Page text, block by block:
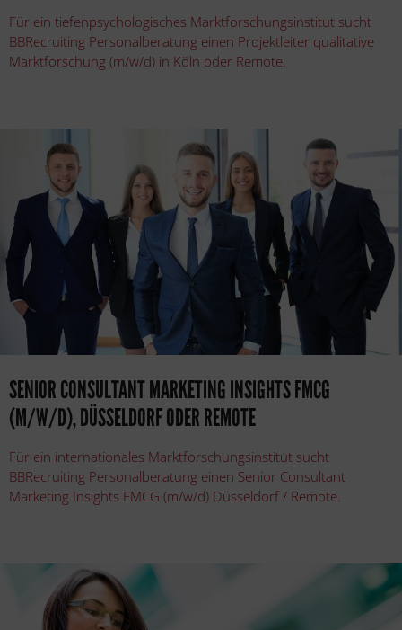
Für ein tiefenpsychologisches Marktforschungsinstitut sucht
BBRecruiting Personalberatung einen Projektleiter qualitative
Marktforschung (m/w/d) in Köln oder Remote.
SENIOR CONSULTANT MARKETING INSIGHTS FMCG
(M/W/D), DÜSSELDORF ODER REMOTE
Für ein internationales Marktforschungsinstitut sucht
BBRecruiting Personalberatung einen Senior Consultant
Marketing Insights FMCG (m/w/d) Düsseldorf / Remote.